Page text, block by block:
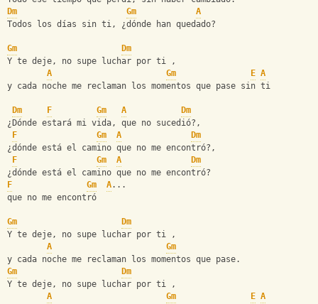
Dm
Gm
A
Todos los días sin ti, ¿dónde han quedado?
Gm
Dm
Y te deje, no supe luchar por ti ,
A
Gm E A
y cada noche me reclaman los momentos que pase sin ti
Dm F Gm A
Dm
¿Dónde estará mi vida, que no sucedió?,
F
Gm A
Dm
¿dónde está el camino que no me encontró?,
F
Gm A
Dm
¿dónde está el camino que no me encontró?
F
Gm A...
que no me encontró
Gm
Dm
Y te deje, no supe luchar por ti ,
A
Gm
y cada noche me reclaman los momentos que pase.
Gm
Dm
Y te deje, no supe luchar por ti ,
A
Gm E A